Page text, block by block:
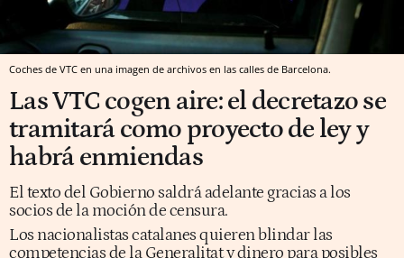
Coches de VTC en una imagen de archivos en las calles de Barcelona.
Las VTC cogen aire: el decretazo se
tramitará como proyecto de ley y
habrá enmiendas
El texto del Gobierno saldrá adelante gracias a los
socios de la moción de censura.
Los nacionalistas catalanes quieren blindar las
competencias de la Generalitat y dinero para posibles